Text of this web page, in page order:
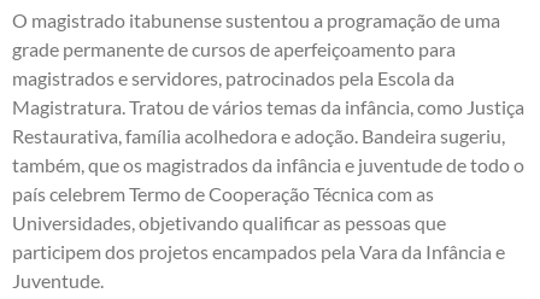
O magistrado itabunense sustentou a programação de uma
grade permanente de cursos de aperfeiçoamento para
magistrados e servidores, patrocinados pela Escola da
Magistratura. Tratou de vários temas da infância, como Justiça
Restaurativa, família acolhedora e adoção. Bandeira sugeriu,
também, que os magistrados da infância e juventude de todo o
país celebrem Termo de Cooperação Técnica com as
Universidades, objetivando qualificar as pessoas que
participem dos projetos encampados pela Vara da Infância e
Juventude.